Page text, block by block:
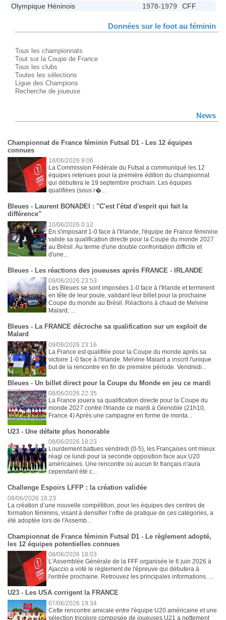
Olympique Héninois
1978-1979 CFF
Données sur le foot au féminin
Tous les championnats
Tout sur la Coupe de France
Tous les clubs
Toutes les sélections
Ligue des Champions
Recherche de joueuse
News
Championnat de France féminin Futsal D1 - Les 12 équipes
connues
18/06/2026 9:06
La Commission Fédérale du Futsal a communiqué les 12
équipes retenues pour la première édition du championnat
qui débutera le 19 septembre prochain. Les équipes
qualifiées (sous r�...
Bleues - Laurent BONADEI : "C'est l'état d'esprit qui fait la
différence"
10/06/2026 0:12
En s'imposant 1-0 face à l'Irlande, l'équipe de France féminine
valide sa qualification directe pour la Coupe du monde 2027
au Brésil. Au terme d'une double confrontation difficile et
d'une...
Bleues - Les réactions des joueuses après FRANCE - IRLANDE
09/06/2026 23:53
Les Bleues se sont imposées 1-0 face à l'Irlande et terminent
en tête de leur poule, validant leur billet pour la prochaine
Coupe du monde au Brésil. Réactions à chaud de Melvine
Malard, ...
Bleues - La FRANCE décroche sa qualification sur un exploit de
Malard
09/06/2026 23:16
La France est qualifiée pour la Coupe du monde après sa
victoire 1-0 face à l'Irlande. Melvine Malard a inscrit l'unique
but de la rencontre en fin de première période. Vendredi...
Bleues - Un billet direct pour la Coupe du Monde en jeu ce mardi
08/06/2026 22:35
La France jouera sa qualification directe pour la Coupe du
monde 2027 contre l'Irlande ce mardi à Grenoble (21h10,
France 4) Après une campagne en forme de monta...
U23 - Une défaite plus honorable
08/06/2026 18:23
Lourdement battues vendredi (0-5), les Françaises ont mieux
réagi ce lundi pour la seconde opposition face aux U20
américaines. Une rencontre où aucun tir français n'aura
cependant été c...
Challenge Espoirs LFFP : la création validée
08/06/2026 18:23
La création d’une nouvelle compétition, pour les équipes des centres de
formation féminins, visant à densifier l’offre de pratique de ces catégories, a
été adoptée lors de l'Assemb...
Championnat de France féminin Futsal D1 - Le règlement adopté,
les 12 équipes potentielles connues
08/06/2026 18:03
L'Assemblée Générale de la FFF organisée le 6 juin 2026 à
Ajaccio a voté le règlement de l'épreuve qui débutera à
l'entrée prochaine. Retrouvez les principales informations. ...
U23 - Les USA corrigent la FRANCE
07/06/2026 19:34
Cette rencontre amicale entre l'équipe U20 américaine et une
sélection tricolore composée de joueuses U21 a nettement